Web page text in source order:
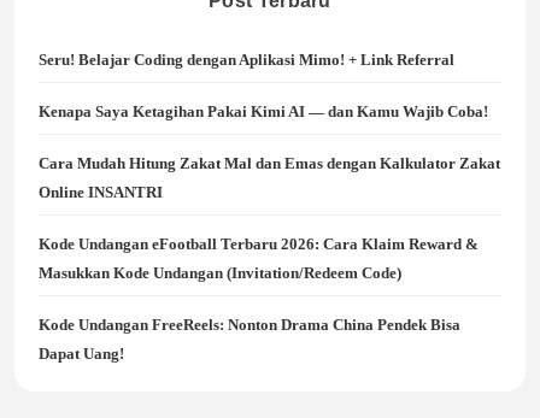
Seru! Belajar Coding dengan Aplikasi Mimo! + Link Referral
Kenapa Saya Ketagihan Pakai Kimi AI — dan Kamu Wajib Coba!
Cara Mudah Hitung Zakat Mal dan Emas dengan Kalkulator Zakat
Online INSANTRI
Kode Undangan eFootball Terbaru 2026: Cara Klaim Reward &
Masukkan Kode Undangan (Invitation/Redeem Code)
Kode Undangan FreeReels: Nonton Drama China Pendek Bisa
Dapat Uang!